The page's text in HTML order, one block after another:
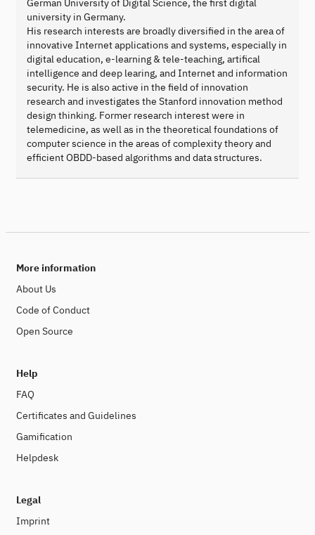
German University of Digital Science, the first digital
university in Germany.
His research interests are broadly diversified in the area of
innovative Internet applications and systems, especially in
digital education, e-learning & tele-teaching, artifical
intelligence and deep learing, and Internet and information
security. He is also active in the field of innovation
research and investigates the Stanford innovation method
design thinking. Former research interest were in
telemedicine, as well as in the theoretical foundations of
computer science in the areas of complexity theory and
efficient OBDD-based algorithms and data structures.
More information
About Us
Code of Conduct
Open Source
Help
FAQ
Certificates and Guidelines
Gamification
Helpdesk
Legal
Imprint